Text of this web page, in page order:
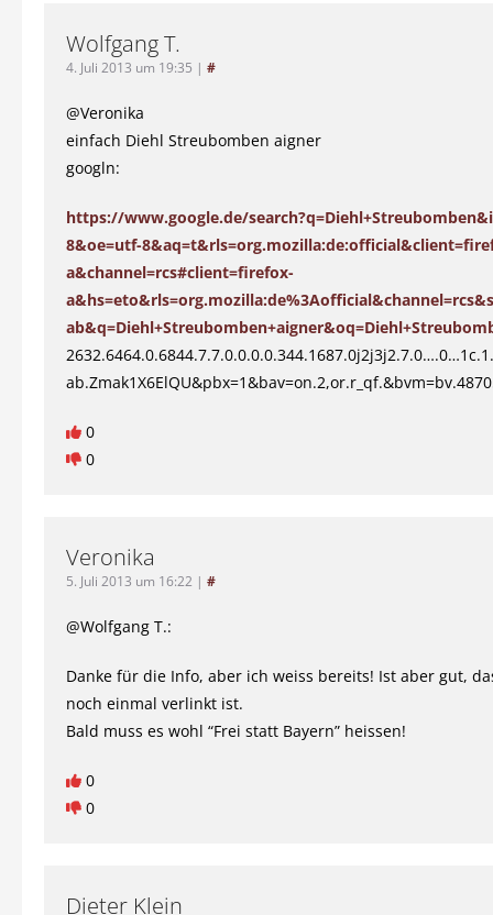
Wolfgang T.
4. Juli 2013 um 19:35 | #
@Veronika
einfach Diehl Streubomben aigner
googln:
https://www.google.de/
8&oe=utf-
a&channel=rcs#client=firefox-
0
0
Veronika
5. Juli 2013 um 16:22 | #
@Wolfgang T.:
Danke für die Info, aber ich weiss bereits! Ist aber gut,
noch einmal verlinkt ist.
Bald muss es wohl “Frei statt Bayern” heissen!
0
0
Dieter Klein